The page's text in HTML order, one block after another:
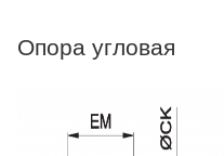
Опора угловая